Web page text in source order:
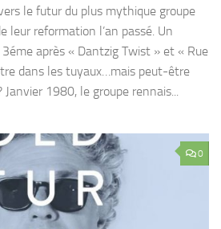
le futur du plus mythique groupe
leur reformation l’an passé. Un
après « Dantzig Twist » et « Rue
dans les tuyaux…mais peut-être
1980, le groupe rennais...
0